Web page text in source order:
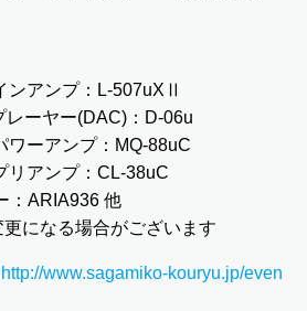
アンプ：L-507uXⅡ
ーヤー(DAC)：D-06u
ーアンプ：MQ-88uC
アンプ：CL-38uC
：ARIA936 他
になる場合がございます
http://www.sagamiko-kouryu.jp/even